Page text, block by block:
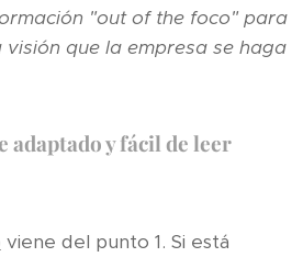
"out of the foco" para
que la empresa se haga
y fácil de leer
viene del punto 1. Si está